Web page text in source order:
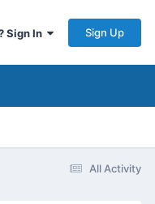
Sign In Sign Up
All Activity